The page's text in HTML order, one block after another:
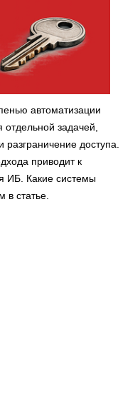
автоматизации
отдельной задачей,
доступа.
приводит к
ИБ. Какие системы
в статье.